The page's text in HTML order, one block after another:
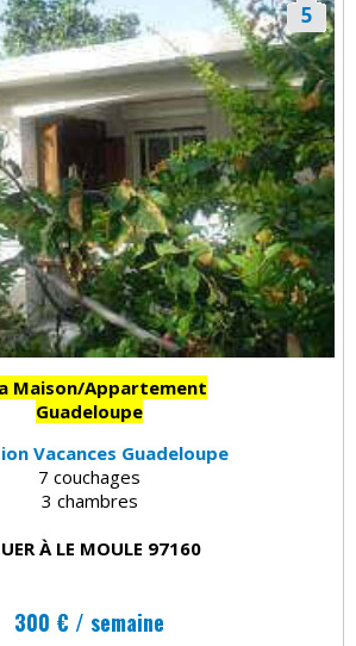
5
Maison/Appartement
Guadeloupe
Vacances Guadeloupe
7 couchages
3 chambres
À LE MOULE 97160
300 € / semaine